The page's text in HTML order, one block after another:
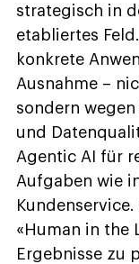
strategisch in
etabliertes
konkrete
Ausnahme –
sondern
und
Agentic AI für
Aufgaben wie
«Human in the
Ergebnisse zu